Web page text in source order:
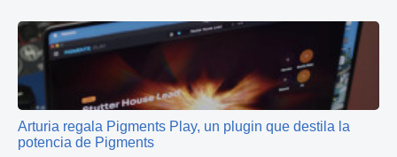
Arturia regala Pigments Play, un plugin que destila la
potencia de Pigments